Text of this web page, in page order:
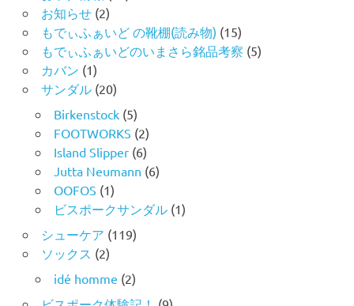
お知らせ(2)
もでぃふぁいど の靴棚(読み物) (15)
もでぃふぁいどのいまさら銘品考察 (5)
カバン (1)
サンダル(20)
Birkenstock(5)
FOOTWORKS (2)
Island Slipper(6)
Jutta Neumann (6)
OOFOS (1)
ビスポークサンダル(1)
シューケア (119)
ソックス (2)
idé homme (2)